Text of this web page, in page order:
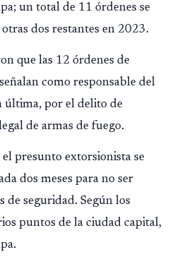
un total de 11 órdenes se
dos restantes en 2023.
que las 12 órdenes de
como responsable del
última, por el delito de
de armas de fuego.
presunto extorsionista se
dos meses para no ser
de seguridad. Según los
puntos de la ciudad capital,